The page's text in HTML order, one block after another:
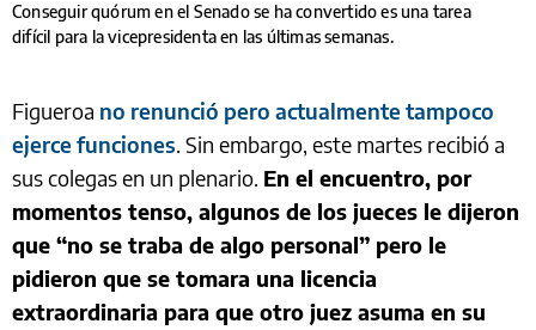
Conseguir quórum en el Senado se ha convertido es una tarea
difícil para la vicepresidenta en las últimas semanas.
Figueroa no renunció pero actualmente tampoco
ejerce funciones. Sin embargo, este martes recibió a
sus colegas en un plenario. En el encuentro, por
momentos tenso, algunos de los jueces le dijeron
que “no se traba de algo personal” pero le
pidieron que se tomara una licencia
extraordinaria para que otro juez asuma en su